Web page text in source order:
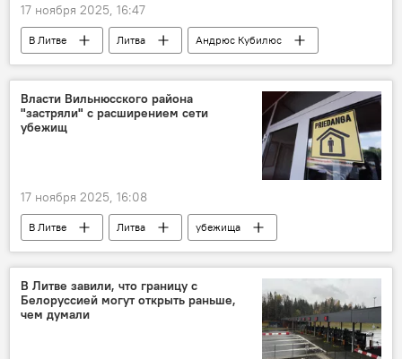
17 ноября 2025, 16:47
В Литве Литва
Андрюс Кубилюс
расходы на оборонку
Политика
Власти Вильнюсского района
"застряли" с расширением сети
убежищ
17 ноября 2025, 16:08
В Литве Литва
убежища
Вильнюсский район
В Литве завили, что границу с
Белоруссией могут открыть раньше,
чем думали